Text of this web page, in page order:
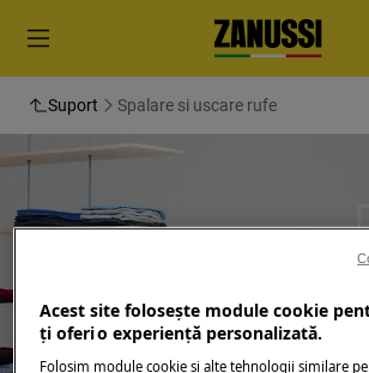
Suport Spalare si uscare rufe
Suport pentru
uscare rufe
Acest site folosește module cookie
ţi oferi o experienţă personalizată.
Folosim module cookie și alte tehnologii similare